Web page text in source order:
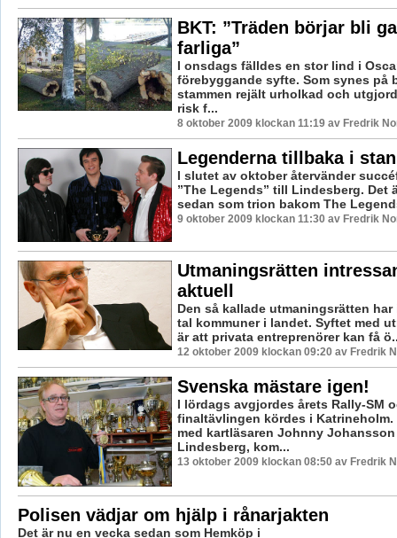
BKT: ”Träden börjar bli
farliga”
I onsdags fälldes en stor lind i
förebyggande syfte. Som synes på
stammen rejält urholkad och
risk f...
8 oktober 2009 klockan 11:19 av Fredrik
Legenderna tillbaka i stan
I slutet av oktober återvänder
”The Legends” till Lindesberg. Det
sedan som trion bakom The
9 oktober 2009 klockan 11:30 av Fredrik
Utmaningsrätten
aktuell
Den så kallade utmaningsrätten
tal kommuner i landet. Syftet med
är att privata entreprenörer kan få
12 oktober 2009 klockan 09:20 av Fredrik
Svenska mästare igen!
I lördags avgjordes årets Rally-SM
finaltävlingen kördes i
med kartläsaren Johnny
Lindesberg, kom...
13 oktober 2009 klockan 08:50 av Fredrik
Polisen vädjar om hjälp i rånarjakten
Det är nu en vecka sedan som Hemköp i